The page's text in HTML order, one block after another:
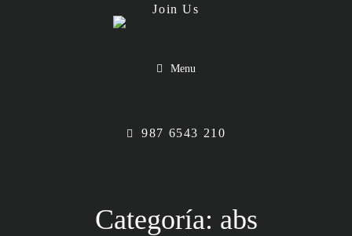
Menu
987 6543 210
Categoría: abs